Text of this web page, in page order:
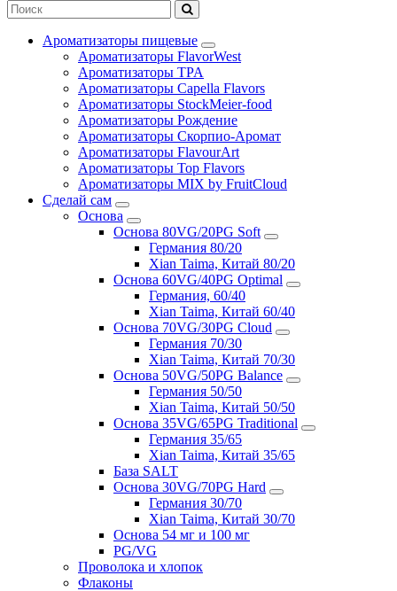
Ароматизаторы пищевые
Ароматизаторы FlavorWest
Ароматизаторы TPA
Ароматизаторы Capella Flavors
Ароматизаторы StockMeier-food
Ароматизаторы Рождение
Ароматизаторы Скорпио-Аромат
Ароматизаторы FlavourArt
Ароматизаторы Top Flavors
Ароматизаторы MIX by FruitCloud
Сделай сам
Основа
Основа 80VG/20PG Soft
Германия 80/20
Xian Taima, Китай 80/20
Основа 60VG/40PG Optimal
Германия, 60/40
Xian Taima, Китай 60/40
Основа 70VG/30PG Cloud
Германия 70/30
Xian Taima, Китай 70/30
Основа 50VG/50PG Balance
Германия 50/50
Xian Taima, Китай 50/50
Основа 35VG/65PG Traditional
Германия 35/65
Xian Taima, Китай 35/65
База SALT
Основа 30VG/70PG Hard
Германия 30/70
Xian Taima, Китай 30/70
Основа 54 мг и 100 мг
PG/VG
Проволока и хлопок
Флаконы